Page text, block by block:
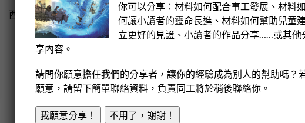
西爾維亞問：「摩西向紅海伸出手後發生了甚麼事情？」
你可以分享：材料如何配合事工發展、材料
何讓小讀者的靈命長進、材料如何幫助兒童
立更好的見證、小讀者的作品分享……或其他
享內容。
請問你願意擔任我們的分享者，讓你的經驗成為別人的幫助嗎？
願意，請留下簡單聯絡資料，負責同工將於稍後聯絡你。
我願意分享！ 不用了，謝謝！